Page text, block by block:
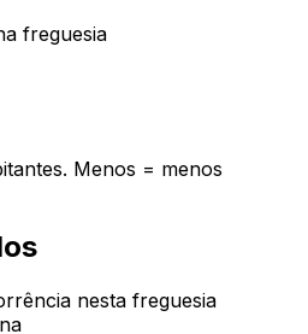
freguesia
Menos = menos
nesta freguesia